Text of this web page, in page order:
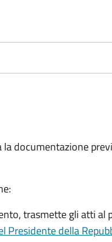
documentazione
trasmette gli atti al
Presidente della